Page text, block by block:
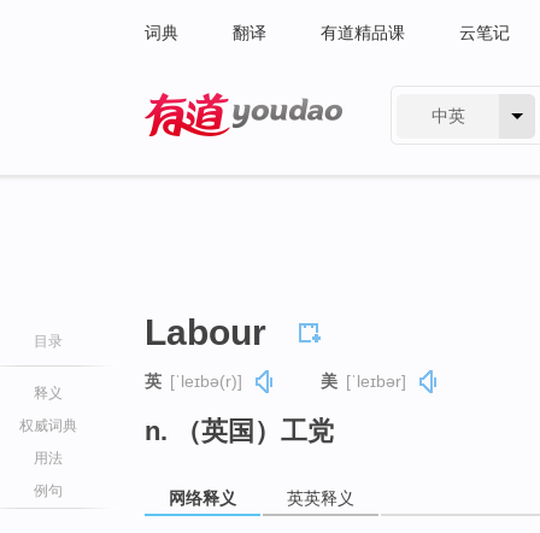
词典 翻译 有道精品课 云笔记
中英
目录
释义
权威词典
用法
例句
Labour
英 [ˈleɪbə(r)] 美 [ˈleɪbər]
n. （英国）工党
网络释义 英英释义